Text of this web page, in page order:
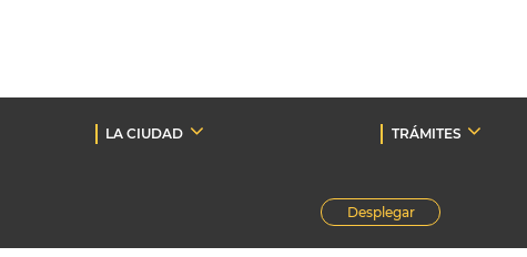
LA CIUDAD TRÁMITES
Desplegar